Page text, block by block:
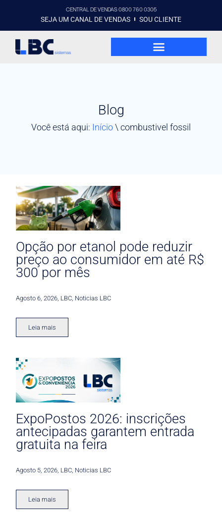
CENTRAL DE VENDAS 0800 760 0305
SEJA UM CANAL DE VENDAS SOU CLIENTE
Blog
Você está aqui: Início\ combustivel fossil
Opção por etanol pode reduzir
preço ao consumidor em até R$
300 por mês
Agosto 6, 2026 LBC Noticias LBC
Leia mais
ExpoPostos 2026: inscrições
antecipadas garantem entrada
gratuita na feira
Agosto 5, 2026 LBC Noticias LBC
Leia mais